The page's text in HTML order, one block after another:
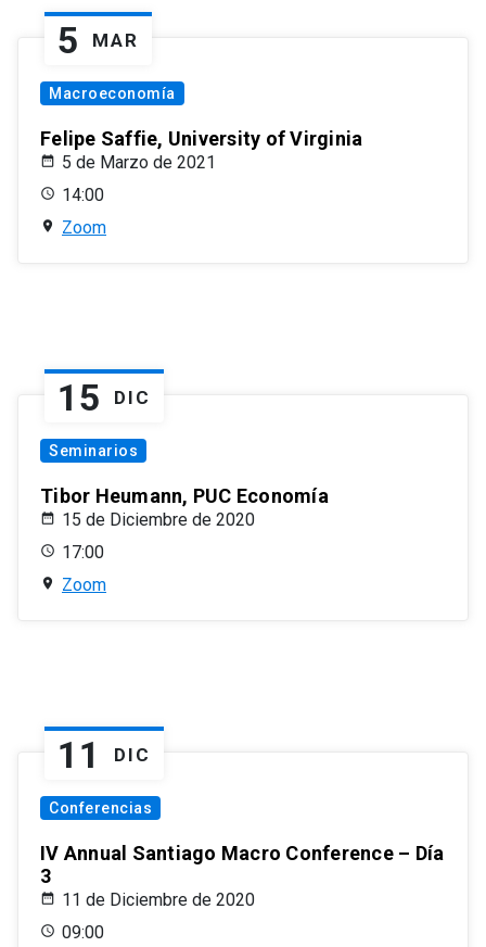
5 MAR
Macroeconomía
Felipe Saffie, University of Virginia
5 de Marzo de 2021
14:00
Zoom
15 DIC
Seminarios
Tibor Heumann, PUC Economía
15 de Diciembre de 2020
17:00
Zoom
11 DIC
Conferencias
IV Annual Santiago Macro Conference – Día
3
11 de Diciembre de 2020
09:00